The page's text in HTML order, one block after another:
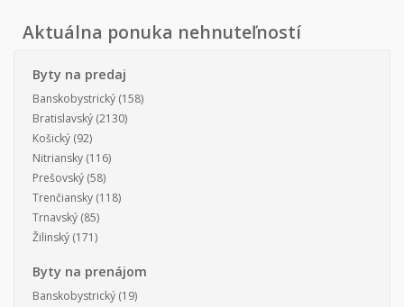
Aktuálna ponuka nehnuteľností
Byty na predaj
Banskobystrický (158)
Bratislavský (2130)
Košický (92)
Nitriansky (116)
Prešovský (58)
Trenčiansky (118)
Trnavský (85)
Žilinský (171)
Byty na prenájom
Banskobystrický (19)